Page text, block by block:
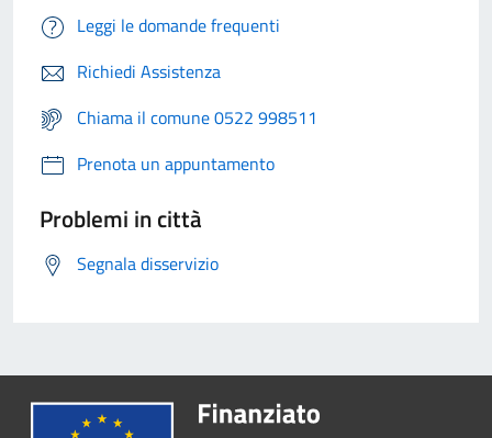
Leggi le domande frequenti
Richiedi Assistenza
Chiama il comune 0522 998511
Prenota un appuntamento
Problemi in città
Segnala disservizio